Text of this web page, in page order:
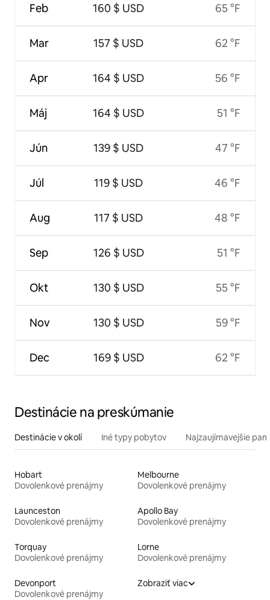
Feb
Mar
Apr
Máj
Jún
Júl
Aug
Sep
Okt
Nov
Dec
160 $ USD
157 $ USD
164 $ USD
164 $ USD
139 $ USD
119 $ USD
117 $ USD
126 $ USD
130 $ USD
130 $ USD
169 $ USD
65 °F
62 °F
56 °F
51 °F
47 °F
46 °F
48 °F
51 °F
55 °F
59 °F
62 °F
Destinácie na preskúmanie
Destinácie v okolí Iné typy pobytov Najzaujímavejšie
Hobart
Dovolenkové prenájmy
Melbourne
Dovolenkové prenájmy
Launceston
Dovolenkové prenájmy
Apollo Bay
Dovolenkové prenájmy
Torquay
Dovolenkové prenájmy
Lorne
Dovolenkové prenájmy
Devonport
Dovolenkové prenájmy
Zobraziť viac